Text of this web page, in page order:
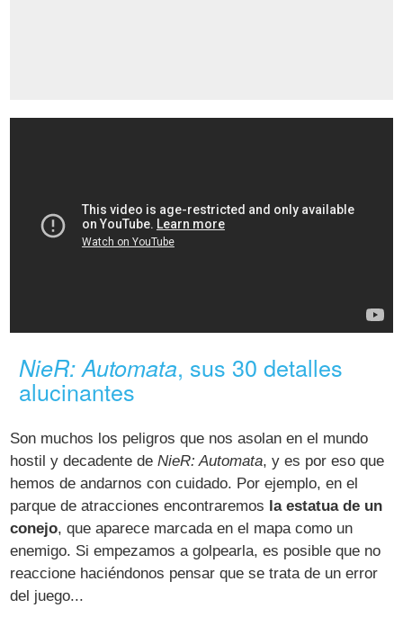
NieR: Automata, sus 30 detalles
alucinantes
Son muchos los peligros que nos asolan en el mundo
hostil y decadente deNieR: Automata, y es por eso que
hemos de andarnos con cuidado. Por ejemplo, en el
parque de atracciones encontraremos la estatua de un
conejo, que aparece marcada en el mapa como un
enemigo. Si empezamos a golpearla, es posible que no
reaccione haciéndonos pensar que se trata de un error
del juego...